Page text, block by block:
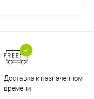
Доставка к назначенному
времени